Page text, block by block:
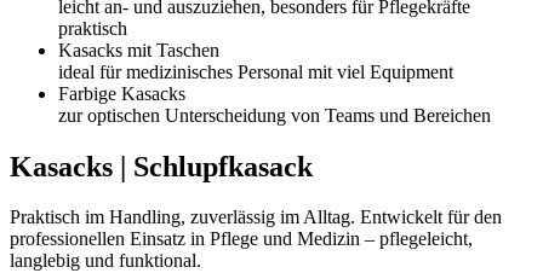
leicht an- und auszuziehen, besonders für Pflegekräfte
praktisch
Kasacks mit Taschen
ideal für medizinisches Personal mit viel Equipment
Farbige Kasacks
zur optischen Unterscheidung von Teams und Bereichen
Kasacks | Schlupfkasack
Praktisch im Handling, zuverlässig im Alltag. Entwickelt für den
professionellen Einsatz in Pflege und Medizin – pflegeleicht,
langlebig und funktional.